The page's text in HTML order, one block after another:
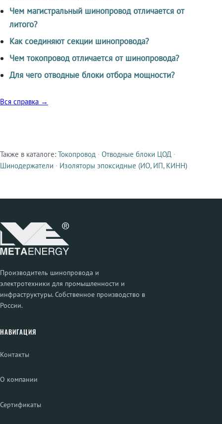
Чем магистральный шинопровод отличается от
литого?
Как соединяют секции шинопровода?
Чем токопровод отличается от шинопровода?
Для чего отводные блоки отбора мощности?
Вся справка →
Смежные продукты
Также в каталоге: Токопровод · Отводные блоки ЦОД ·
Шинодержатели · Изоляторы эпоксидные (ИО, ИП, КИНН)
Производитель шинопровода и
электротехники для промышленности и
инфраструктуры. Собственное производство в
России.
НАВИГАЦИЯ
Контакты
О компании
Сертификаты